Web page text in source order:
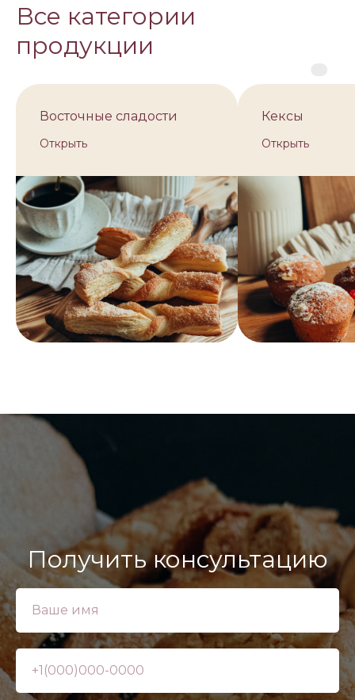
Все категории
продукции
Восточные сладости
Открыть
Кексы
Открыть
Получить консультацию